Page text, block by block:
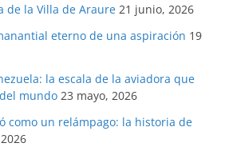
de la Villa de Araure 21 junio, 2026
eterno de una aspiración 19
la escala de la aviadora que
mundo 23 mayo, 2026
como un relámpago: la historia de